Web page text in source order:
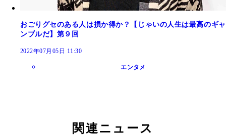
おごりグセのある人は損か得か？【じゃいの人生は最高のギャ
ンブルだ】第９回
2022年07月05日 11:30
エンタメ
関連ニュース